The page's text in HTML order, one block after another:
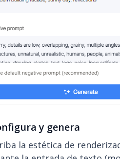
y genera
la estética de